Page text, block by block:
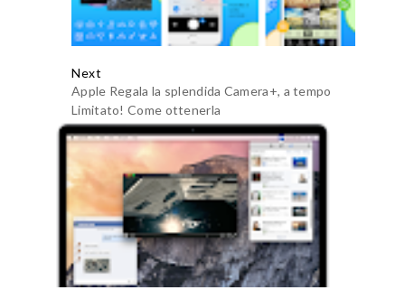
Next
Apple Regala la splendida Camera+, a tempo
Limitato! Come ottenerla